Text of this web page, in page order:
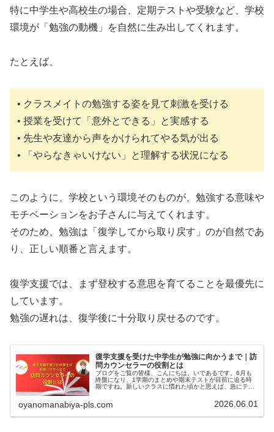
特に中学生や高校生の場合、定期テストや受験など、学校
環境が「勉強の動機」を自然に生み出してくれます。
たとえば、
• クラスメイトの勉強する姿を見て刺激を受ける
• 授業を受けて「意外とできる」と実感する
• 先生や友達から声をかけられてやる気が出る
• 「やらなきゃいけない」と理解する状況になる
このように、学校という環境そのものが、勉強する意味や
モチベーションをお子さんに与えてくれます。
そのため、勉強は「復学してから取り戻す」のが自然であ
り、正しい順番と言えます。
復学支援では、まず登校する意思を育てることを最優先に
しています。
勉強の遅れは、復学後に十分取り戻せるのです。
復学支援を受けた中学生が勉強に向かうまで｜訪
問カウンセラーの役割とは
ブログをご覧の皆様、こんにちは。いであるです。6月も
終盤になり、1学期のまとめや期末テストが目前に迫る時
期ですね。新しいクラスに慣れた頃かと思えば、急にテス
oyanomanabiya-pls.com 2026.06.01